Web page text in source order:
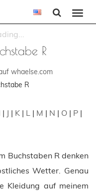
R
whaelse.com
R
| J | K | L | M | N | O | P |
Buchstaben R denken
Wetter. Genau
Kleidung auf meinem